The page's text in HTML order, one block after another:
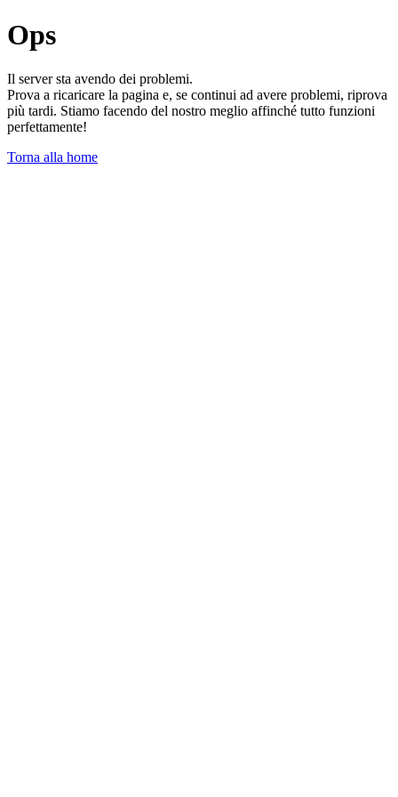
Ops
Il server sta avendo dei problemi.
Prova a ricaricare la pagina e, se continui ad avere problemi, riprova
più tardi. Stiamo facendo del nostro meglio affinché tutto funzioni
perfettamente!
Torna alla home